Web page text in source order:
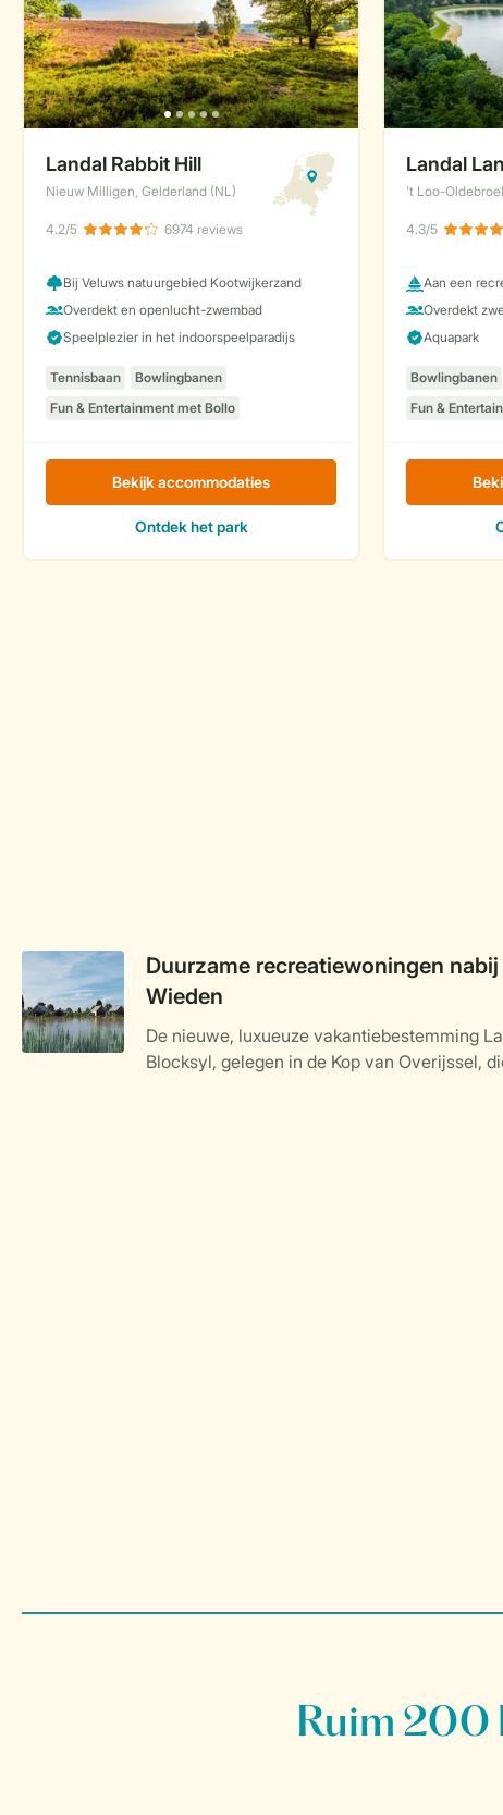
Duurzame recreatiewoningen
Wieden
De nieuwe, luxueuze vakantiebestemming
Blocksyl, gelegen in de Kop van Overijssel,
Ruim 200